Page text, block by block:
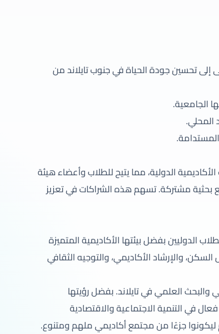
تحسين جودة الحياة في جنوب تايلاند من
الجامعية.
المحلي.
الدولية، مما يتيح للطلاب وأعضاء هيئة
بحثية مشتركة. تسهم هذه الشراكات في تعزيز
الدوليين بفضل بيئتها الأكاديمية المتميزة
والإرشاد الأكاديمي، والتوجيه الثقافي
والبحث العلمي في تايلاند. بفضل رؤيتها
في التنمية الاجتماعية والاقتصادية
ليكونوا جزءًا من مجتمع أكاديمي ملهم ومتنوع.